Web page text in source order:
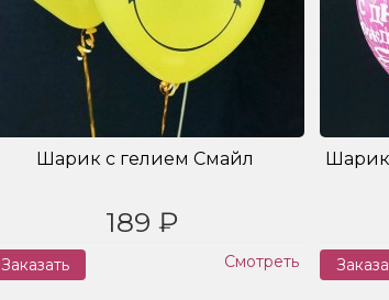
Шарик с гелием Смайл
189 ₽
Заказать Смотреть